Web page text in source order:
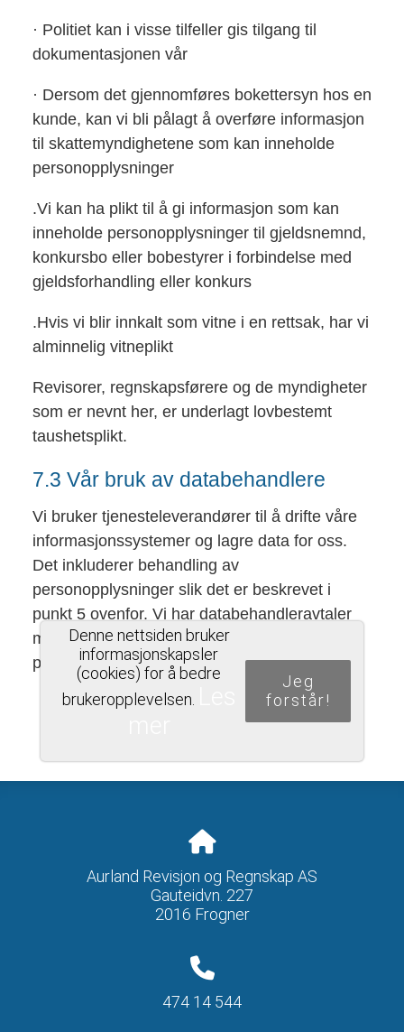
· Politiet kan i visse tilfeller gis tilgang til
dokumentasjonen vår
· Dersom det gjennomføres bokettersyn hos en
kunde, kan vi bli pålagt å overføre informasjon
til skattemyndighetene som kan inneholde
personopplysninger
.Vi kan ha plikt til å gi informasjon som kan
inneholde personopplysninger til gjeldsnemnd,
konkursbo eller bobestyrer i forbindelse med
gjeldsforhandling eller konkurs
.Hvis vi blir innkalt som vitne i en rettsak, har vi
alminnelig vitneplikt
Revisorer, regnskapsførere og de myndigheter
som er nevnt her, er underlagt lovbestemt
taushetsplikt.
7.3 Vår bruk av databehandlere
Vi bruker tjenesteleverandører til å drifte våre
informasjonssystemer og lagre data for oss.
Det inkluderer behandling av
personopplysninger slik det er beskrevet i
punkt 5 ovenfor. Vi har databehandleravtaler
med alle tjenesteleverandører som behandler
personopplysninger på vegne av oss.
Aurland Revisjon og Regnskap AS
Gauteidvn. 227
2016 Frogner
474 14 544
Denne nettsiden bruker
informasjonskapsler
(cookies) for å bedre
brukeropplevelsen.
Jeg
forstår!